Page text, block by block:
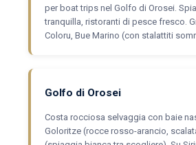
per boat trips nel Golfo di Orosei.
tranquilla, ristoranti di pesce fresco.
Coloru, Bue Marino (con stalattiti
Golfo di Orosei
Costa rocciosa selvaggia con baie
Goloritze (rocce rosso-arancio,